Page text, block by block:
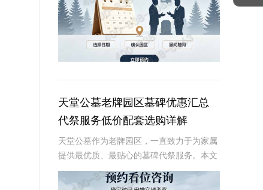
明细以及纪
天堂公墓老牌园区墓碑优惠汇总
代祭服务低价配套选购详解
天堂公墓作为老牌园区，一直致力于为家属
提供最优质、最贴心的墓碑代祭服务。本文
将详细介绍天堂公墓墓碑优惠汇总以及代祭
服务的低价配套选购详解，帮助家属在追思